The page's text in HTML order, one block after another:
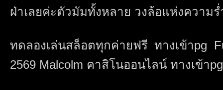
ฝ่าเลยค่ะตัวมัมทั้งหลาย วงล้อแห่งความ
ทดลองเล่นสล็อตทุกค่ายฟรี ทางเข้าpg
2569 Malcolm คาสิโนออนไลน์ ทางเข้า